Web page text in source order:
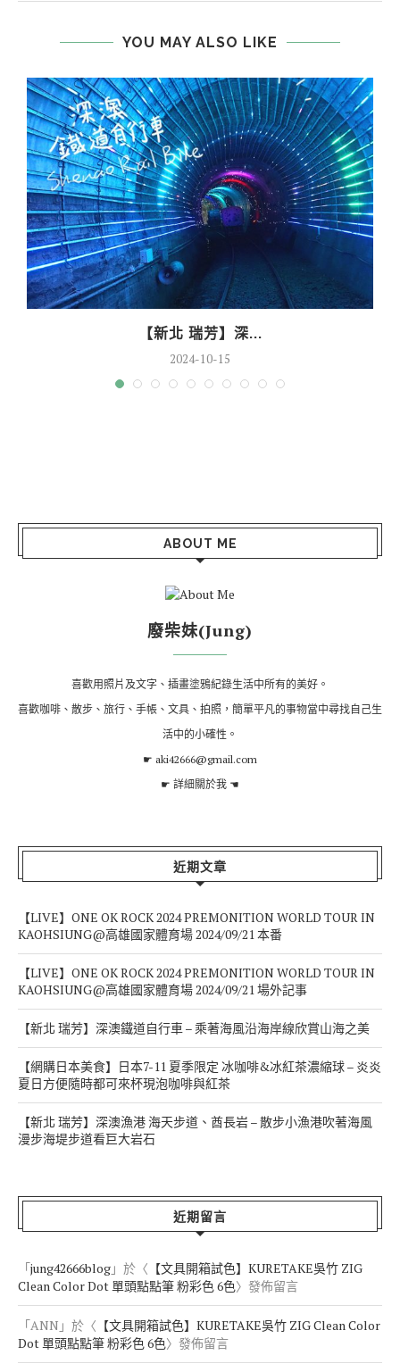
YOU MAY ALSO LIKE
【新北 瑞芳】深...
2024-10-15
ABOUT ME
廢柴妹(Jung)
喜歡用照片及文字、插畫塗鴉紀錄生活中所有的美好。
喜歡咖啡、散步、旅行、手帳、文具、拍照，簡單平凡的事物當中尋找自己生
活中的小確性。
☛ aki42666@gmail.com
☛ 詳細關於我 ☚
近期文章
【LIVE】ONE OK ROCK 2024 PREMONITION WORLD TOUR IN
KAOHSIUNG@高雄國家體育場 2024/09/21 本番
【LIVE】ONE OK ROCK 2024 PREMONITION WORLD TOUR IN
KAOHSIUNG@高雄國家體育場 2024/09/21 場外記事
【新北 瑞芳】深澳鐵道自行車 – 乘著海風沿海岸線欣賞山海之美
【網購日本美食】日本7-11 夏季限定 冰咖啡&冰紅茶濃縮球 – 炎炎
夏日方便隨時都可來杯現泡咖啡與紅茶
【新北 瑞芳】深澳漁港 海天步道、酋長岩 – 散步小漁港吹著海風
漫步海堤步道看巨大岩石
近期留言
「jung42666blog 」於〈 【文具開箱試色】KURETAKE吳竹 ZIG
Clean Color Dot 單頭點點筆 粉彩色 6色〉發佈留言
「ANN 」於〈 【文具開箱試色】KURETAKE吳竹 ZIG Clean Color
Dot 單頭點點筆 粉彩色 6色〉發佈留言